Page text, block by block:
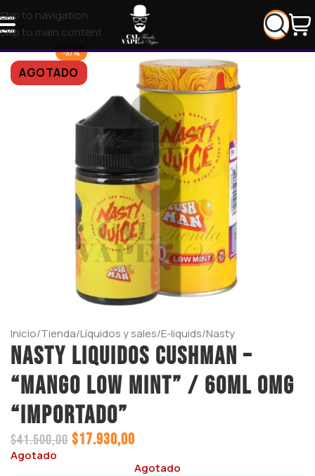
Skip to navigation
Skip to main content
-57%
AGOTADO
Inicio/Tienda/Líquidos y sales/E-liquids/Nasty
NASTY LIQUIDOS CUSHMAN –
“MANGO LOW MINT” / 60ml 0mg
“IMPORTADO”
$41.500,00 $17.930,00
Agotado
Agotado